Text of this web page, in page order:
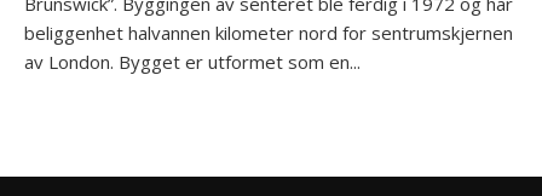
beliggenhet halvannen kilometer nord for sentrumskjernen
av London. Bygget er utformet som en...